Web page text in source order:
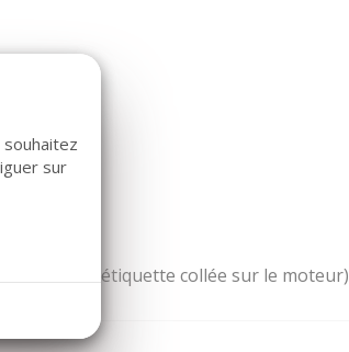
moteurs (étiquette collée sur le moteur)
sur